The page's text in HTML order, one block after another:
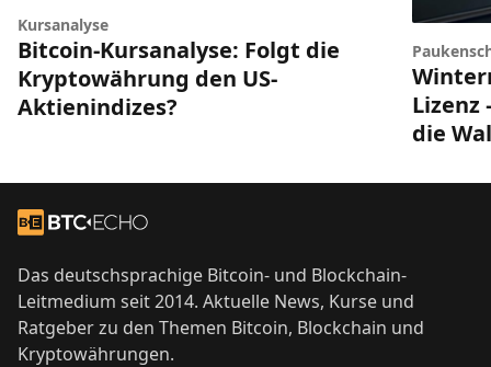
Kursanalyse
Bitcoin-Kursanalyse: Folgt die
Kryptowährung den US-
Aktienindizes?
Lizenz
die
Zur Startseite
Das deutschsprachige Bitcoin- und Blockchain-
Leitmedium seit 2014. Aktuelle News, Kurse und
Ratgeber zu den Themen Bitcoin, Blockchain und
Kryptowährungen.